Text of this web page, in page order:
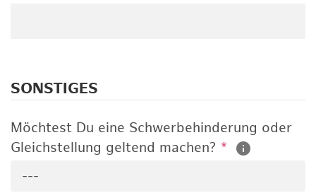
SONSTIGES
Möchtest Du eine Schwerbehinderung oder
Gleichstellung geltend machen? *
---